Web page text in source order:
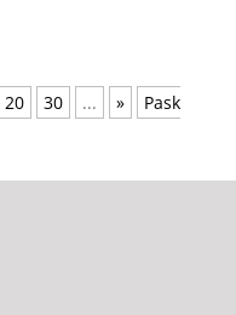
20 30 ... »
Pask